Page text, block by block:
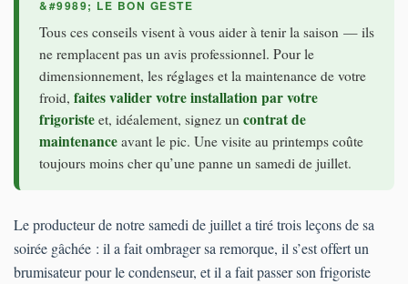
Tous ces conseils visent à vous aider à tenir la saison — ils
ne remplacent pas un avis professionnel. Pour le
dimensionnement, les réglages et la maintenance de votre
froid, faites valider votre installation par votre
frigoriste et, idéalement, signez un contrat de
maintenance avant le pic. Une visite au printemps coûte
toujours moins cher qu’une panne un samedi de juillet.
Le producteur de notre samedi de juillet a tiré trois leçons de sa
soirée gâchée : il a fait ombrager sa remorque, il s’est offert un
brumisateur pour le condenseur, et il a fait passer son frigoriste